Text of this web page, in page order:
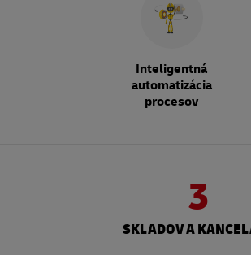
Inteligentná
automatizácia
procesov
3
SKLADOV A